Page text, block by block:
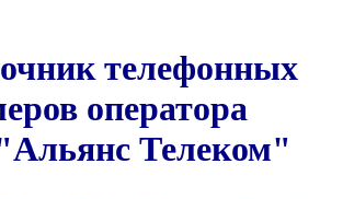
телефонных
оператора
Телеком"